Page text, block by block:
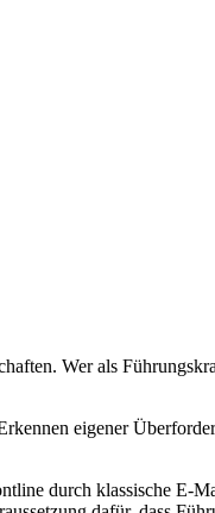
Wer als
eigener
durch klassische E-